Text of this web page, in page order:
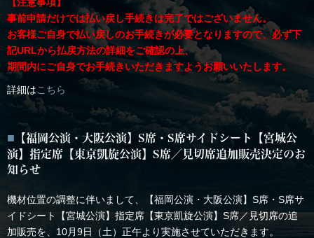
事前申請だけでは払い戻し手続きは完了ではございません。
お客様ご自身で払い戻しのお手続きが必要となりますので、必ず下
記URLから払戻方法の詳細をご確認の上、
期間内にご自身でお手続きいただきますようお願いいたします。
詳細はこちら
【福岡公演・大阪公演】S席・S席サイドシート【宮城公
演】指定席【東京凱旋公演】S席／見切席追加販売決定のお
知らせ
機材位置の調整に伴いまして、【福岡公演・大阪公演】S席・S席サ
イドシート【宮城公演】指定席【東京凱旋公演】S席／見切席の追
加販売を、10月9日（土）正午より実施させていただきます。